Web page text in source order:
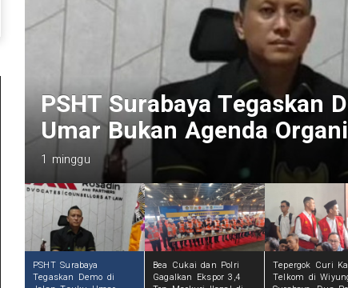
Bea Cukai dan Polri
Merkuri Ilegal di
Rp 17,5 Miliar
1 minggu
PSHT Surabaya
Tegaskan Demo di
Bea Cukai dan Polri
Gagalkan Ekspor 3,4
Tepergok Curi
Telkom di